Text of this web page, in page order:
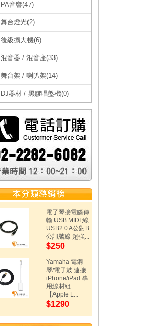
PA音響(47)
舞台燈光(2)
後級擴大機(6)
混音器 / 混音座(33)
舞台架 / 喇叭架(14)
DJ器材 / 黑膠唱盤機(0)
電子琴接電腦傳
輸 USB MIDI 線
USB2.0 A公對B
公訊號線 超強...
$250
Yamaha 電鋼
琴/電子鼓 連接
iPhone/iPad 專
用線材組
【Apple L...
$1290